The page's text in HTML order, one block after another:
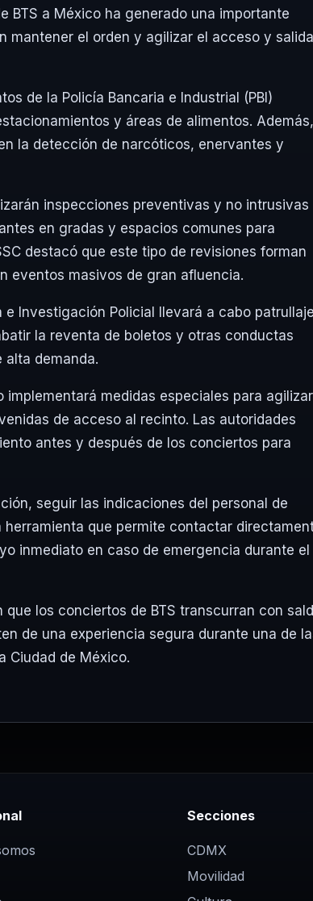
BTS a México ha generado una importante
mantener el orden y agilizar el acceso y salida
de la Policía Bancaria e Industrial (PBI)
y áreas de alimentos. Además,
la detección de narcóticos, enervantes y
inspecciones preventivas y no intrusivas
en gradas y espacios comunes para
destacó que este tipo de revisiones forman
eventos masivos de gran afluencia.
Investigación Policial llevará a cabo
la reventa de boletos y otras conductas
demanda.
medidas especiales para agilizar
de acceso al recinto. Las autoridades
antes y después de los conciertos para
seguir las indicaciones del personal de
herramienta que permite contactar
inmediato en caso de emergencia durante el
los conciertos de BTS transcurran con
de una experiencia segura durante una de
Ciudad de México.
Secciones
CDMX
Movilidad